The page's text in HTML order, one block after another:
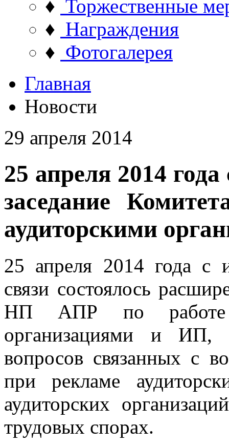
♦ Торжественные
♦ Награждения
♦ Фотогалерея
Главная
Новости
29 апреля 2014
25 апреля 2014
заседание
аудиторскими
25 апреля 2014 года с
связи состоялось
НП АПР по работе
организациями и ИП,
вопросов связанных с
при рекламе
аудиторских
трудовых спорах.